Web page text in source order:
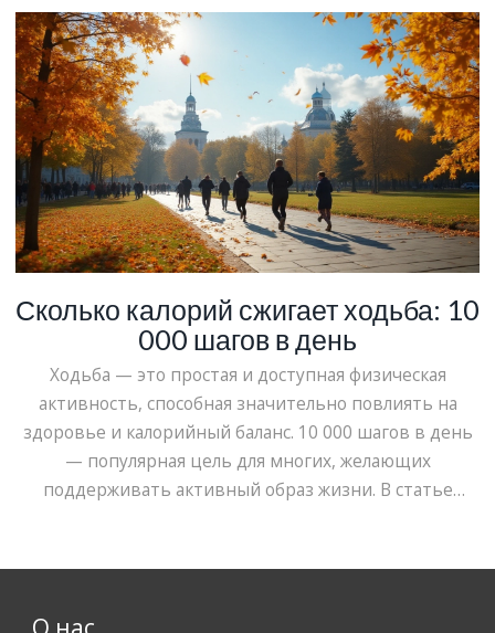
Сколько калорий сжигает ходьба: 10
000 шагов в день
Ходьба — это простая и доступная физическая
активность, способная значительно повлиять на
здоровье и калорийный баланс. 10 000 шагов в день
— популярная цель для многих, желающих
поддерживать активный образ жизни. В статье
влияют. Также будет обсуждаться, как шаги